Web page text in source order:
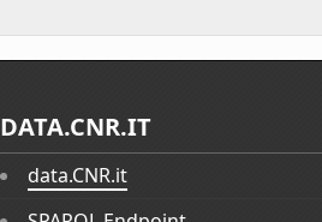
DATA.CNR.IT
data.CNR.it